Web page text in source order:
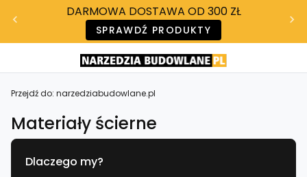
DARMOWA DOSTAWA OD 300 ZŁ
SPRAWDŹ PRODUKTY
Przejdź do: narzedziabudowlane.pl
Materiały ścierne
Dlaczego my?